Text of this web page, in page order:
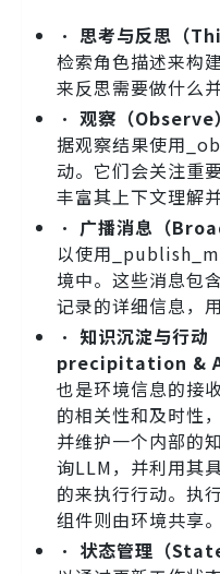
• 思考与反思（
检索角色描述来构
来反思需要做什么
• 观察（Observe）
据观察结果使用
动。它们会关注重
丰富其上下文理解
• 广播消息（
以使用
境中。这些消息包
记录的详细信息，
• 知识沉淀与行
precipitation &
也是环境信息的接
的相关性和及时性
并维护一个内部的
询LLM，并利用其
的来执行行动。执
组件则由环境共享。
• 状态管理（